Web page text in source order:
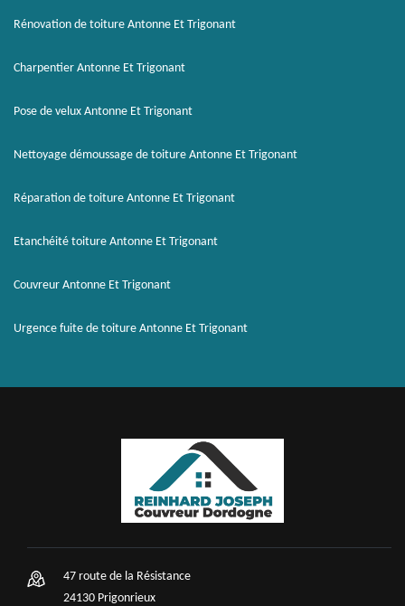
Rénovation de toiture Antonne Et Trigonant
Charpentier Antonne Et Trigonant
Pose de velux Antonne Et Trigonant
Nettoyage démoussage de toiture Antonne Et Trigonant
Réparation de toiture Antonne Et Trigonant
Etanchéité toiture Antonne Et Trigonant
Couvreur Antonne Et Trigonant
Urgence fuite de toiture Antonne Et Trigonant
47 route de la Résistance
24130 Prigonrieux